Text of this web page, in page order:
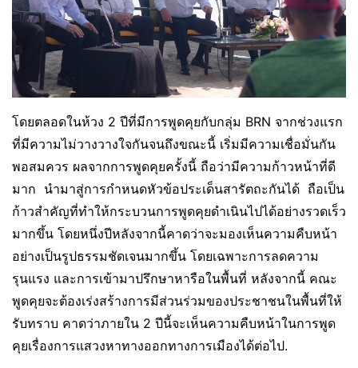
โดยตลอดในห้วง​ 2 ปีที่มีการพูดคุยกับ​กลุ่ม​ BRN​ จากช่วงแรก
ที่มีความไม่วางวางใจกันจนถึงขณะนี้​ เริ่มมีความเชื่อมั่นกัน
พอสมควร​ ผลจากการพูดคุยครั้งนี้​ ถือว่ามีความก้าวหน้าที่ดี
มาก​ นำมาสู่การกำหนดหัวข้อประเด็นสารัตถะกันได้ ถือเป็น
ก้าวสำคัญที่ทำให้กระบวนการพูดคุยดำเนินไปได้อย่างรวดเร็ว
มากขึ้น​​ โดยหนึ่งปีหลังจากนี้​คาดว่าจะมองเห็นความคืบหน้า
อย่างเป็นรูปธรรมชัดเจนมากขึ้น​ โดยเฉพาะ​การลดความ
รุนแรง และการเข้ามาปรึกษาหารือในพื้นที่ หลังจากนี้​ คณะ
พูดคุยจะต้องเร่งสร้างการมีส่วนร่วมของประชาชนในพื้นที่ให้
รับทราบ​ คาดว่าภายใน​ 2 ปี​นี้จะเห็นความคืบหน้าในการพูด
คุยเรื่องการแสวงหาทางออกทางการเมืองได้ต่อไป.